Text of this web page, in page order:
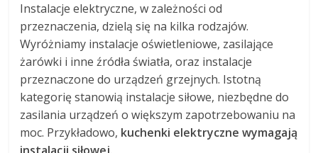
Instalacje elektryczne, w zależności od
przeznaczenia, dzielą się na kilka rodzajów.
Wyróżniamy instalacje oświetleniowe, zasilające
żarówki i inne źródła światła, oraz instalacje
przeznaczone do urządzeń grzejnych. Istotną
kategorię stanowią instalacje siłowe, niezbędne do
zasilania urządzeń o większym zapotrzebowaniu na
moc. Przykładowo, kuchenki elektryczne wymagają